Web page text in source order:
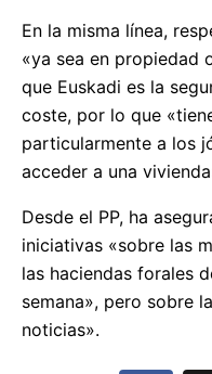
En la misma línea,
«ya sea en propiedad
que Euskadi es la
coste, por lo que
particularmente a los
acceder a una
Desde el PP, ha
iniciativas «sobre las
las haciendas forales
semana», pero sobre
noticias».